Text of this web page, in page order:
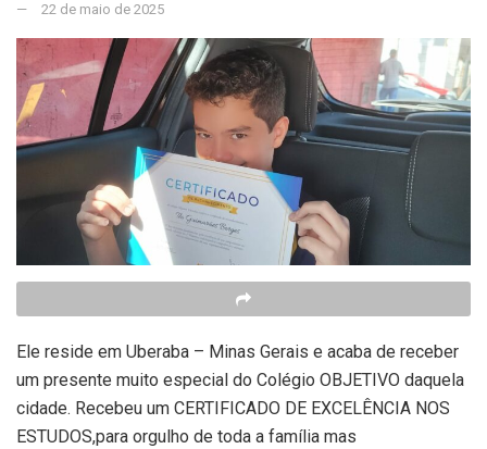
22 de maio de 2025
Ele reside em Uberaba – Minas Gerais e acaba de receber
um presente muito especial do Colégio OBJETIVO daquela
cidade. Recebeu um CERTIFICADO DE EXCELÊNCIA NOS
ESTUDOS,para orgulho de toda a família mas